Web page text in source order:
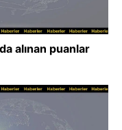
alınan puanlar